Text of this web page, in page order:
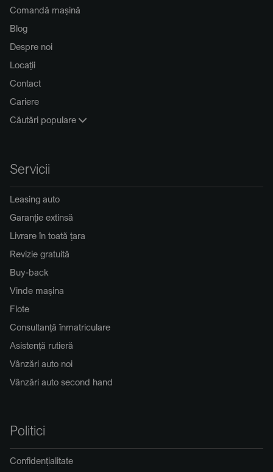
Comandă mașină
Blog
Despre noi
Locații
Contact
Cariere
Căutări populare
Servicii
Leasing auto
Garanție extinsă
Livrare în toată țara
Revizie gratuită
Buy-back
Vinde mașina
Flote
Consultanță înmatriculare
Asistență rutieră
Vânzări auto noi
Vânzări auto second hand
Politici
Confidențialitate